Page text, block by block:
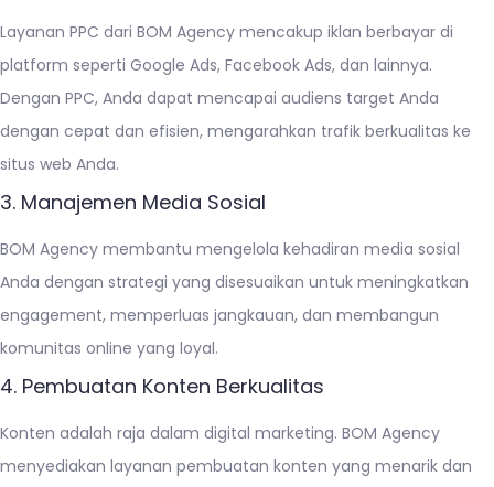
Layanan PPC dari BOM Agency mencakup iklan berbayar di
platform seperti Google Ads, Facebook Ads, dan lainnya.
Dengan PPC, Anda dapat mencapai audiens target Anda
dengan cepat dan efisien, mengarahkan trafik berkualitas ke
situs web Anda.
3. Manajemen Media Sosial
BOM Agency membantu mengelola kehadiran media sosial
Anda dengan strategi yang disesuaikan untuk meningkatkan
engagement, memperluas jangkauan, dan membangun
komunitas online yang loyal.
4. Pembuatan Konten Berkualitas
Konten adalah raja dalam digital marketing. BOM Agency
menyediakan layanan pembuatan konten yang menarik dan